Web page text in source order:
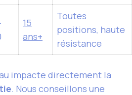
15
ans+
Toutes
positions, haute
résistance
impacte directement la
. Nous conseillons une